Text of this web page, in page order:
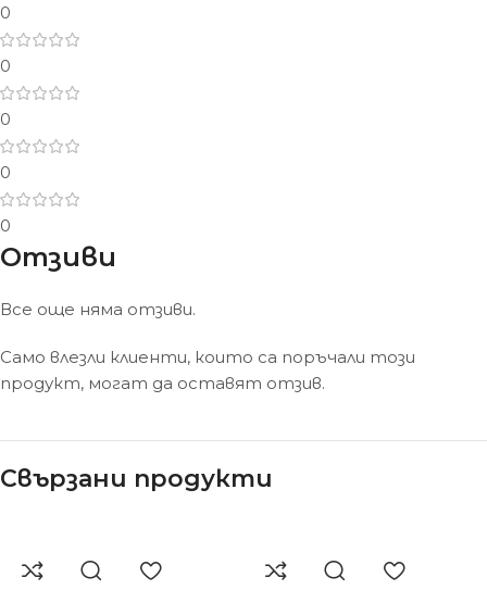
0
0
0
0
0
Отзиви
Все още няма отзиви.
Само влезли клиенти, които са поръчали този
продукт, могат да оставят отзив.
Свързани продукти